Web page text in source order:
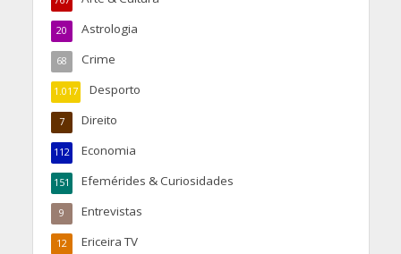
Astrologia
20
Crime
68
Desporto
1.017
Direito
7
Economia
112
Efemérides & Curiosidades
151
Entrevistas
9
Ericeira TV
12